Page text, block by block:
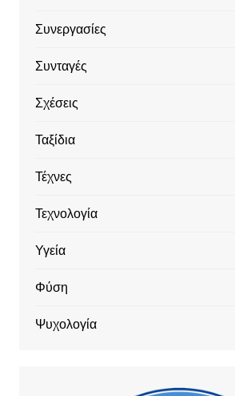
Συνεργασίες
Συνταγές
Σχέσεις
Ταξίδια
Τέχνες
Τεχνολογία
Υγεία
Φύση
Ψυχολογία